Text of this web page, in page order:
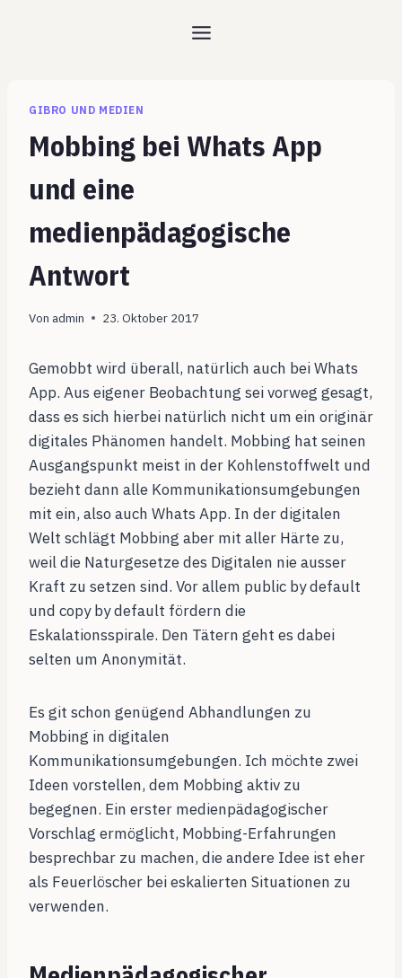
GIBRO UND MEDIEN
Mobbing bei Whats App
und eine
medienpädagogische
Antwort
Von admin 23. Oktober 2017
Gemobbt wird überall, natürlich auch bei Whats
App. Aus eigener Beobachtung sei vorweg gesagt,
dass es sich hierbei natürlich nicht um ein originär
digitales Phänomen handelt. Mobbing hat seinen
Ausgangspunkt meist in der Kohlenstoffwelt und
bezieht dann alle Kommunikationsumgebungen
mit ein, also auch Whats App. In der digitalen
Welt schlägt Mobbing aber mit aller Härte zu,
weil die Naturgesetze des Digitalen nie ausser
Kraft zu setzen sind. Vor allem public by default
und copy by default fördern die
Eskalationsspirale. Den Tätern geht es dabei
selten um Anonymität.
Es git schon genügend Abhandlungen zu
Mobbing in digitalen
Kommunikationsumgebungen. Ich möchte zwei
Ideen vorstellen, dem Mobbing aktiv zu
begegnen. Ein erster medienpädagogischer
Vorschlag ermöglicht, Mobbing-Erfahrungen
besprechbar zu machen, die andere Idee ist eher
als Feuerlöscher bei eskalierten Situationen zu
verwenden.